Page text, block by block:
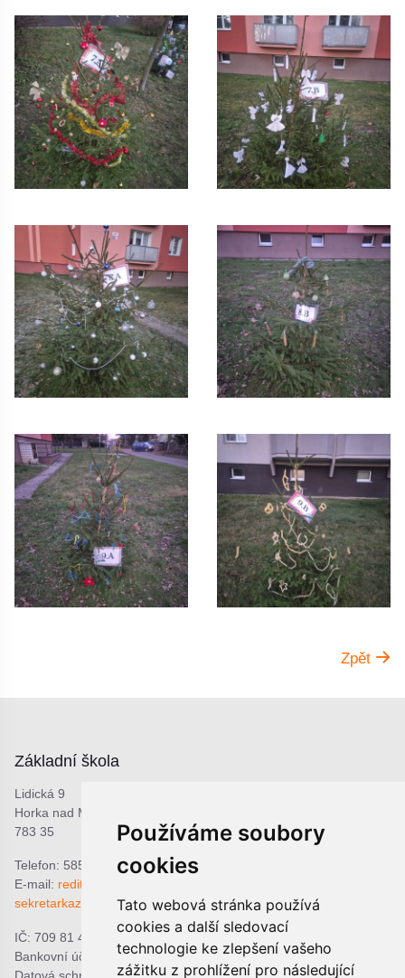
Používáme soubory
cookies
Tato webová stránka používá
cookies a další sledovací
technologie ke zlepšení vašeho
zážitku z prohlížení pro následující
Zpět
Základní škola
Lidická 9
Horka nad Moravou
783 35
Telefon: 585 378 047
E-mail: reditel@zshorka.cz
sekretarkazshorka@seznam.cz
IČ: 709 81 493
Bankovní účet: 1809609309/0800
Datová schránka: bjema48